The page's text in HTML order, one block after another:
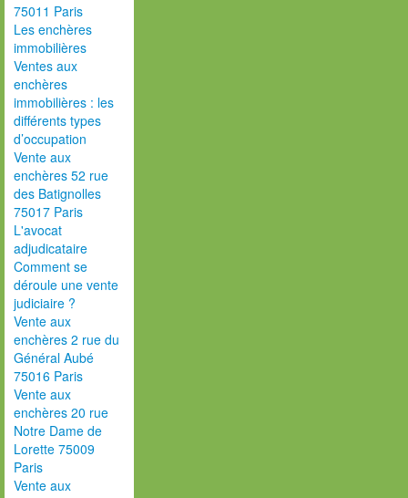
75011 Paris
Les enchères
immobilières
Ventes aux
enchères
immobilières : les
différents types
d’occupation
Vente aux
enchères 52 rue
des Batignolles
75017 Paris
L'avocat
adjudicataire
Comment se
déroule une vente
judiciaire ?
Vente aux
enchères 2 rue du
Général Aubé
75016 Paris
Vente aux
enchères 20 rue
Notre Dame de
Lorette 75009
Paris
Vente aux